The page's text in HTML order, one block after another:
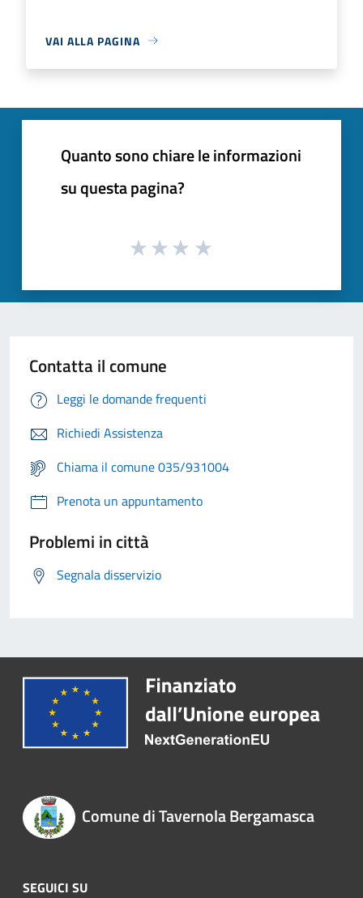
VAI ALLA PAGINA
Quanto sono chiare le informazioni
su questa pagina?
Contatta il comune
Leggi le domande frequenti
Richiedi Assistenza
Chiama il comune 035/931004
Prenota un appuntamento
Problemi in città
Segnala disservizio
Comune di Tavernola Bergamasca
SEGUICI SU